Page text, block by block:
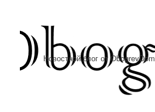
Новостной блог от ObogrevDom